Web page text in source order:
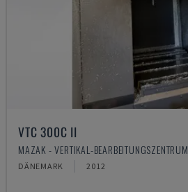
VTC 300C II
MAZAK - VERTIKAL-BEARBEITUNGSZENTRUM
DÄNEMARK 2012